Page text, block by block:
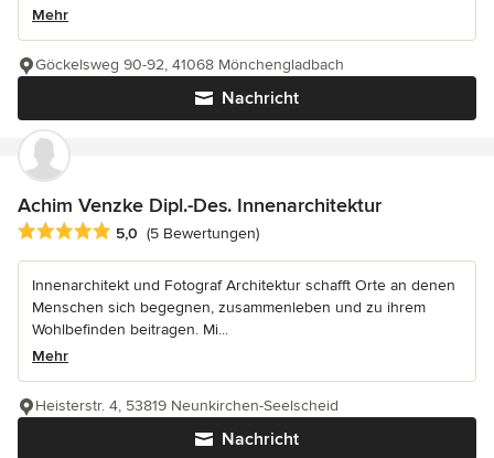
Mehr
Nachricht
Göckelsweg 90-92, 41068 Mönchengladbach
Achim Venzke Dipl.-Des. Innenarchitektur
Durchschnittliche Bewertung: 5 von 5 Sternen
5,0 (5 Bewertungen)
Innenarchitekt und Fotograf Architektur schafft Orte an denen
Menschen sich begegnen, zusammenleben und zu ihrem
Wohlbefinden beitragen. Mi...
Mehr
Nachricht
Heisterstr. 4, 53819 Neunkirchen-Seelscheid